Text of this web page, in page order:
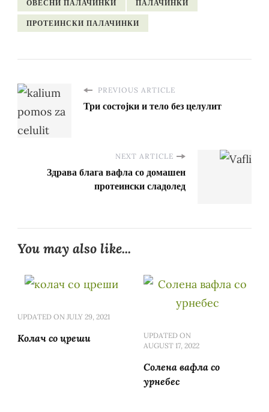
ОВЕСНИ ПАЛАЧИНКИ ПАЛАЧИНКИ
ПРОТЕИНСКИ ПАЛАЧИНКИ
PREVIOUS ARTICLE
Три состојки и тело без целулит
NEXT ARTICLE
Здрава блага вафла со домашен
протеински сладолед
You may also like...
UPDATED ON JULY 29, 2021
Колач со цреши
UPDATED ON
AUGUST 17, 2022
Солена вафла со
урнебес